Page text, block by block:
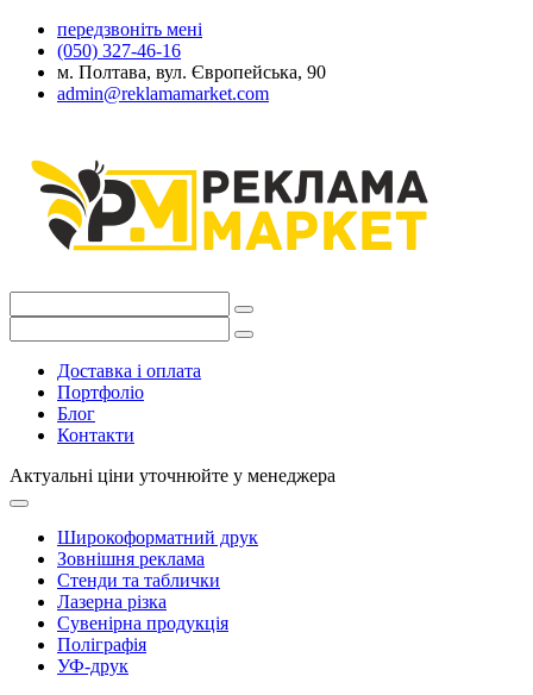
передзвоніть мені
(050) 327-46-16
м. Полтава, вул. Європейська, 90
admin@reklamamarket.com
Доставка і оплата
Портфоліо
Блог
Контакти
Актуальні ціни уточнюйте у менеджера
Широкоформатний друк
Зовнішня реклама
Стенди та таблички
Лазерна різка
Сувенірна продукція
Поліграфія
УФ-друк